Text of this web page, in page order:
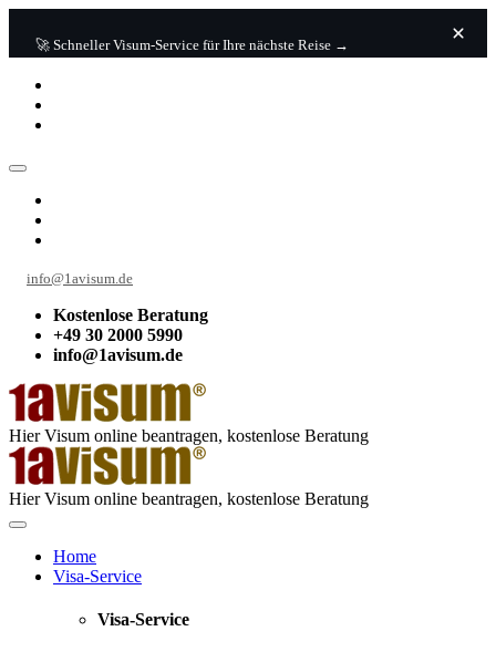
🚀 Schneller Visum-Service für Ihre nächste Reise →
info@1avisum.de
Kostenlose Beratung
+49 30 2000 5990
info@1avisum.de
Hier Visum online beantragen, kostenlose Beratung
Hier Visum online beantragen, kostenlose Beratung
Home
Visa-Service
Visa-Service